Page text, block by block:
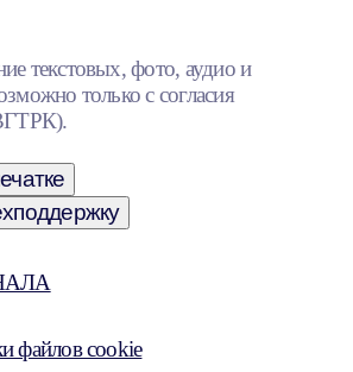
текстовых, фото, аудио и
только с согласия
файлов cookie